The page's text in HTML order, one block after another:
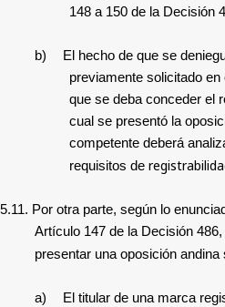
148 a 150 de la Decisión
b)
El hecho de que se
previamente solicitado
que se deba conceder el
cual se presentó la
competente deberá
requisitos de
5.11. Por otra parte, según lo
Artículo 147 de la Decisión
presentar una oposición andina
a)
El titular de una marca